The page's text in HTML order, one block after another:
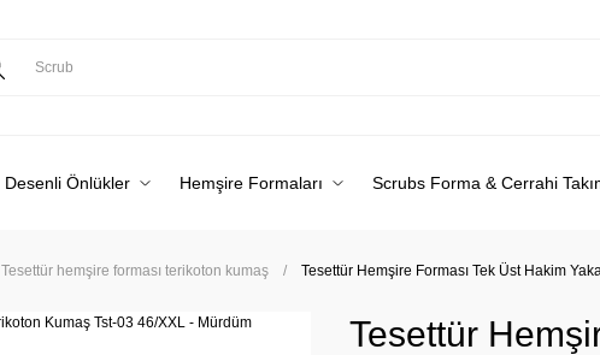
Desenli Önlükler Hemşire Formaları Scrubs Forma & Cerrahi
Tesettür hemşire forması terikoton kumaş Tesettür Hemşire Forması Tek Üst Hakim
Tesettür